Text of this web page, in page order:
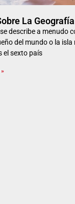
La
describe a menudo
del mundo o la isla
el sexto país